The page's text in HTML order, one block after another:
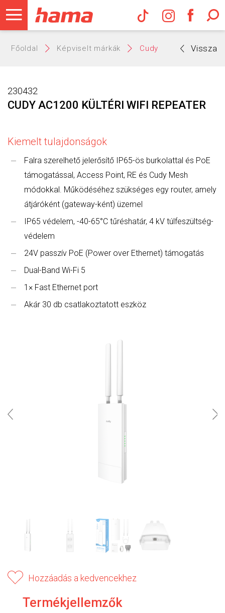
Hama
Főoldal Képviselt márkák Cudy Vissza
Hozzáadás a kedvencekhez
230432
CUDY AC1200 KÜLTÉRI WIFI REPEATER
Kiemelt tulajdonságok
Falra szerelhető jelerősítő IP65-ös burkolattal és PoE
támogatással, Access Point, RE és Cudy Mesh
módokkal. Működéséhez szükséges egy router, amely
átjáróként (gateway-ként) üzemel
IP65 védelem, -40-65°C tűréshatár, 4 kV túlfeszültség-
védelem
24V passzív PoE (Power over Ethernet) támogatás
Dual-Band Wi-Fi 5
1× Fast Ethernet port
Akár 30 db csatlakoztatott eszköz
Termékjellemzők